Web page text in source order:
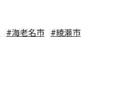
#海老名市 #綾瀬市